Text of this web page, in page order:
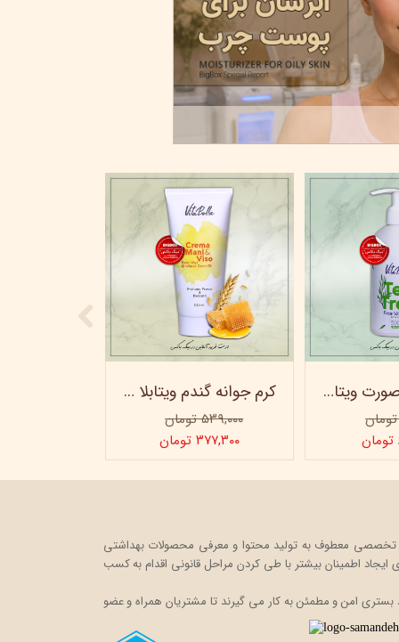
کرم جوانه گندم ویتابلا - تیوپی 60 میلی‌ لیتر
۵۳۹,۰۰۰ تومان
۳۷۷,۳۰۰ تومان
ژل شستشو صورت ویتابلا - 300 میلی لیتر
را در قالب یک فروشگاه اینترنتی، به صورت تخصصی معطوف به تولید محتوا و معرفی محصولات بهداشتی
اطمینان بیشتر باطی کردن مراحل قانونی اقدام به کسب
امن و مطمئن به کار می گیرند تا مشتریان همراه و عضو